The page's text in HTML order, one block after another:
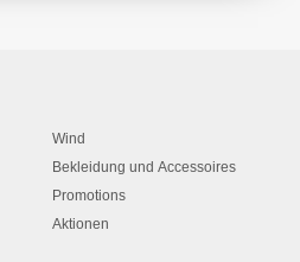
Wind
Bekleidung und Accessoires
Promotions
Aktionen